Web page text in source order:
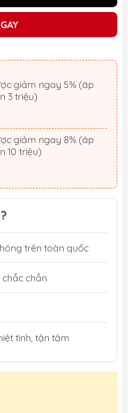
3 triệu)
10 triệu)
trên toàn quốc
chắn
tình, tận tâm